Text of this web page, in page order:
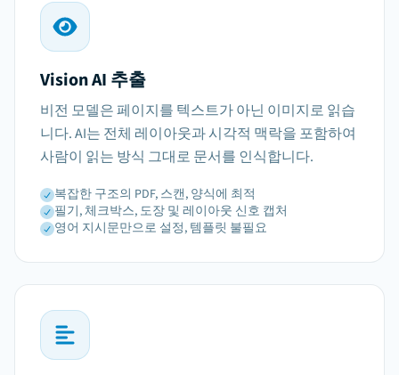
Vision AI 추출
비전 모델은 페이지를 텍스트가 아닌 이미지로 읽습
니다. AI는 전체 레이아웃과 시각적 맥락을 포함하여
사람이 읽는 방식 그대로 문서를 인식합니다.
복잡한 구조의 PDF, 스캔, 양식에 최적
필기, 체크박스, 도장 및 레이아웃 신호 캡처
영어 지시문만으로 설정, 템플릿 불필요